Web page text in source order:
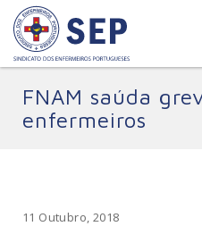
FNAM saúda
enfermeiros
11 Outubro, 2018